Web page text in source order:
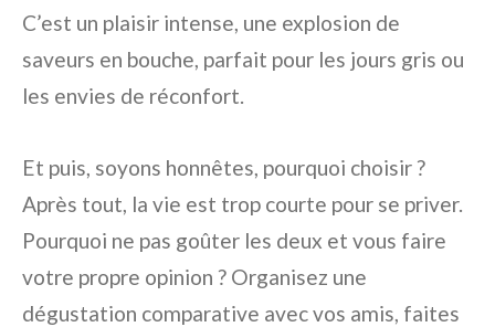
C’est un plaisir intense, une explosion de
saveurs en bouche, parfait pour les jours gris ou
les envies de réconfort.
Et puis, soyons honnêtes, pourquoi choisir ?
Après tout, la vie est trop courte pour se priver.
Pourquoi ne pas goûter les deux et vous faire
votre propre opinion ? Organisez une
dégustation comparative avec vos amis, faites